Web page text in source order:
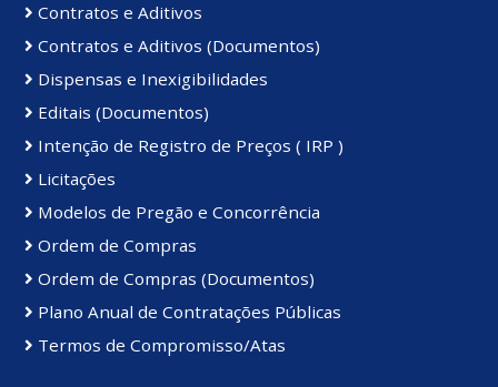
Contratos e Aditivos
Contratos e Aditivos (Documentos)
Dispensas e Inexigibilidades
Editais (Documentos)
Intenção de Registro de Preços ( IRP )
Licitações
Modelos de Pregão e Concorrência
Ordem de Compras
Ordem de Compras (Documentos)
Plano Anual de Contratações Públicas
Termos de Compromisso/Atas